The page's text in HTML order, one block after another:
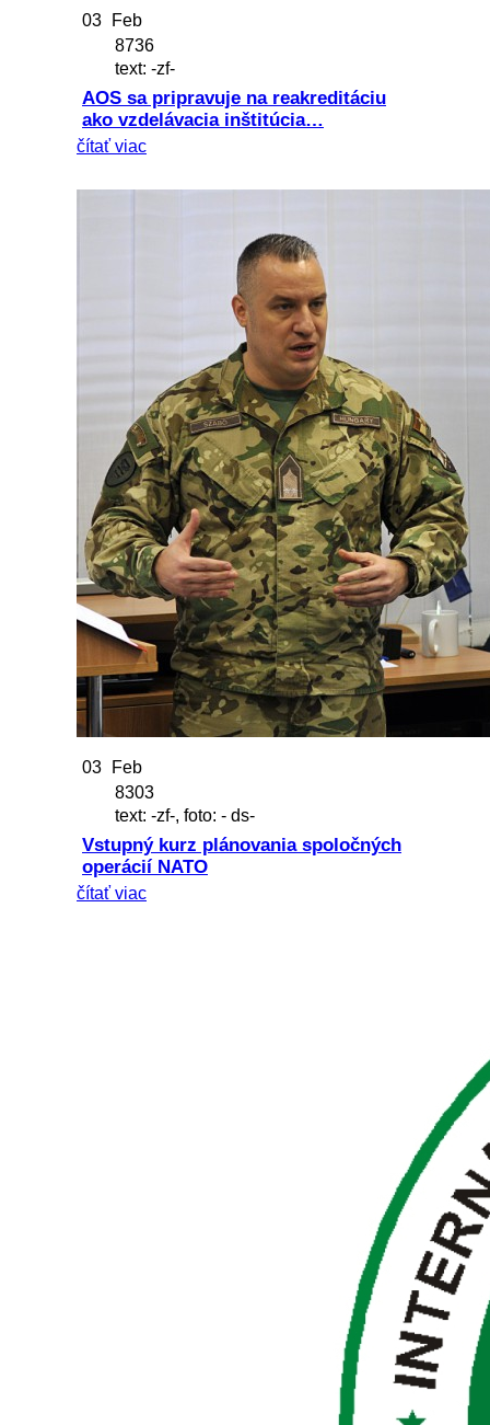
03
Feb
8736
text: -zf-
AOS sa pripravuje na reakreditáciu
ako vzdelávacia inštitúcia…
čítať viac
03
Feb
8303
text: -zf-, foto: - ds-
Vstupný kurz plánovania spoločných
operácií NATO
čítať viac